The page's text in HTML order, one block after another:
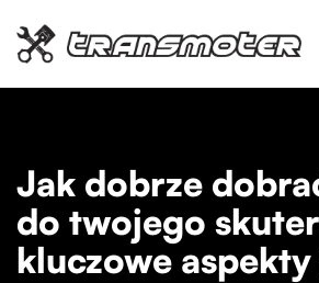
Jak dobrze
do twojego
kluczowe